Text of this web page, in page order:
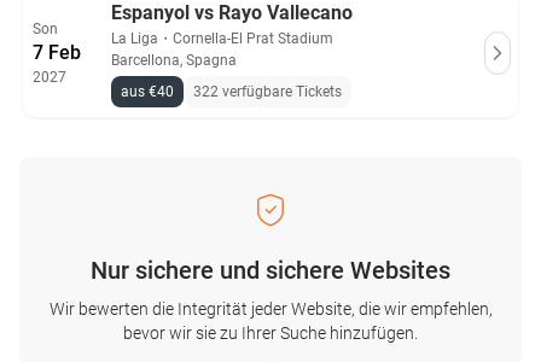
Son
7 Feb
2027
Espanyol vs Rayo Vallecano
La Liga ・ Cornella-El Prat Stadium
Barcellona, Spagna
aus €40
322 verfügbare Tickets
Nur sichere und sichere Websites
Wir bewerten die Integrität jeder Website, die wir empfehlen,
bevor wir sie zu Ihrer Suche hinzufügen.